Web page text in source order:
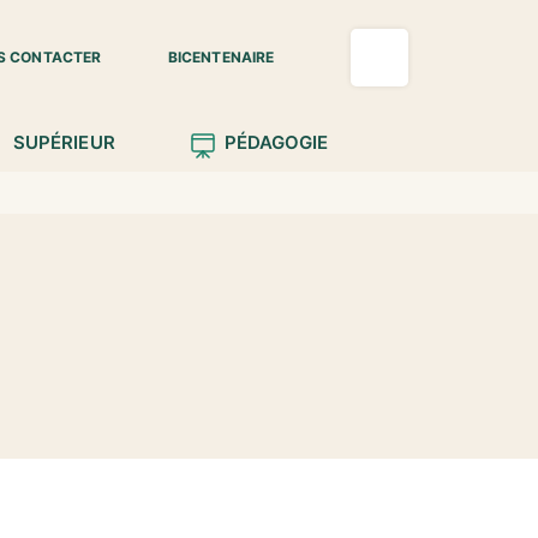
CONTACTER BICENTENAIRE
SUPÉRIEUR PÉDAGOGIE